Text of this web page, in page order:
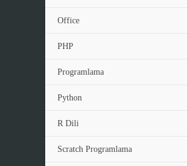
Office
PHP
Programlama
Python
R Dili
Scratch Programlama